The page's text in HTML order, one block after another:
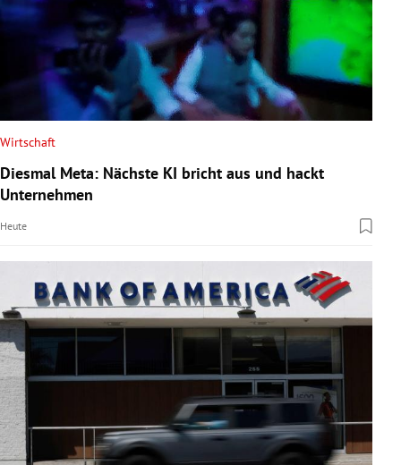
Wirtschaft
Diesmal Meta: Nächste KI bricht aus und hackt
Unternehmen
Heute